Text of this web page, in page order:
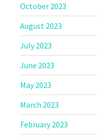
October 2023
August 2023
July 2023
June 2023
May 2023
March 2023
February 2023